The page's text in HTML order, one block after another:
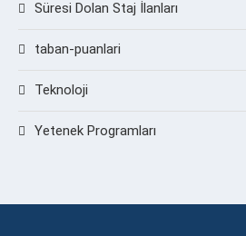
Süresi Dolan Staj İlanları
taban-puanlari
Teknoloji
Yetenek Programları